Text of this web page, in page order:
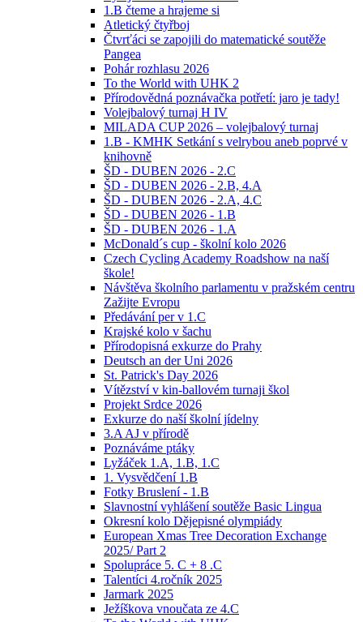
1.B čteme a hrajeme si
Atletický čtyřboj
Čtvrťáci se zapojili do matematické soutěže
Pangea
Pohár rozhlasu 2026
To the World with UHK 2
Přírodovědná poznávačka potřetí: jaro je tady!
Volejbalový turnaj H IV
MILADA CUP 2026 – volejbalový turnaj
1.B - KMHK Setkání s velrybou aneb poprvé v
knihovně
ŠD - DUBEN 2026 - 2.C
ŠD - DUBEN 2026 - 2.B, 4.A
ŠD - DUBEN 2026 - 2.A, 4.C
ŠD - DUBEN 2026 - 1.B
ŠD - DUBEN 2026 - 1.A
McDonald´s cup - školní kolo 2026
Czech Cycling Academy Roadshow na naší
škole!
Návštěva školního parlamentu v pražském centru
Zažijte Evropu
Předávání per v 1.C
Krajské kolo v šachu
Přírodopisná exkurze do Prahy
Deutsch an der Uni 2026
St. Patrick's Day 2026
Vítězství v kin-ballovém turnaji škol
Projekt Srdce 2026
Exkurze do naší školní jídelny
3.A AJ v přírodě
Poznáváme ptáky
Lyžáček 1.A, 1.B, 1.C
1. Vysvědčení 1.B
Fotky Bruslení - 1.B
Slavnostní vyhlášení soutěže Basic Lingua
Okresní kolo Dějepisné olympiády
European Xmas Tree Decoration Exchange
2025/ Part 2
Spolupráce 5. C + 8 .C
Talentíci 4.ročník 2025
Jarmark 2025
Ježíškova vnoučata ze 4.C